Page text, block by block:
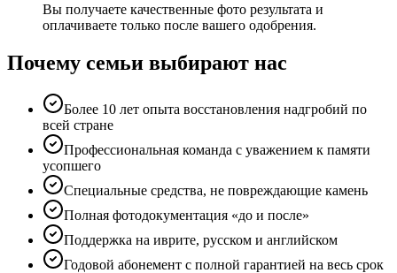
Вы получаете качественные фото результата и
оплачиваете только после вашего одобрения.
Почему семьи выбирают нас
Более 10 лет опыта восстановления надгробий по
всей стране
Профессиональная команда с уважением к памяти
усопшего
Специальные средства, не повреждающие камень
Полная фотодокументация «до и после»
Поддержка на иврите, русском и английском
Годовой абонемент с полной гарантией на весь срок